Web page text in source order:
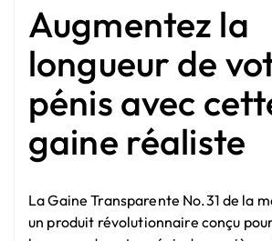
Augmentez la
longueur de
pénis avec
gaine réaliste
La Gaine Transparente No.31 de la
un produit révolutionnaire conçu